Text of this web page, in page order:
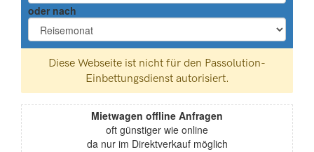
oder nach
Mietwagen offline Anfragen
oft günstiger wie online
da nur im Direktverkauf möglich